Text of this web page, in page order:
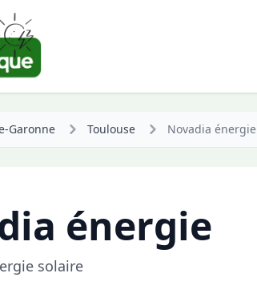
Garonne Toulouse Novadia énergie
énergie
solaire